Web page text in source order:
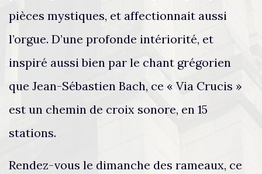
pièces mystiques, et affectionnait aussi
l’orgue. D’une profonde intériorité, et
inspiré aussi bien par le chant grégorien
que Jean-Sébastien Bach, ce « Via Crucis »
est un chemin de croix sonore, en 15
stations.
Rendez-vous le dimanche des rameaux, ce